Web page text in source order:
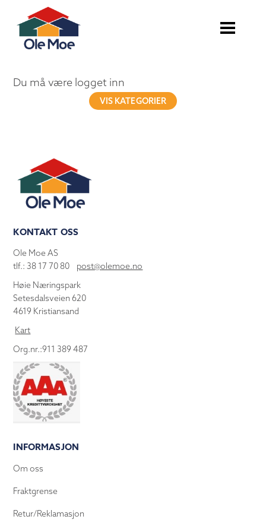
Du må være logget inn
VIS KATEGORIER
KONTAKT OSS
Ole Moe AS
tlf.: 38 17 70 80 post@olemoe.no
Høie Næringspark
Setesdalsveien 620
4619 Kristiansand
Kart
Org.nr.:911 389 487
INFORMASJON
Om oss
Fraktgrense
Retur/Reklamasjon